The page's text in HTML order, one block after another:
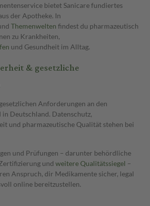
bietet Sanicare fundiertes
der Apotheke. In
Themenwelten findest du pharmazeutisch
zu Krankheiten,
und Gesundheit im Alltag.
& gesetzliche
Anforderungen an den
Deutschland. Datenschutz,
und pharmazeutische Qualität stehen bei
und Prüfungen – darunter behördliche
und weitere Qualitätssiegel –
Anspruch, dir Medikamente sicher, legal
online bereitzustellen.